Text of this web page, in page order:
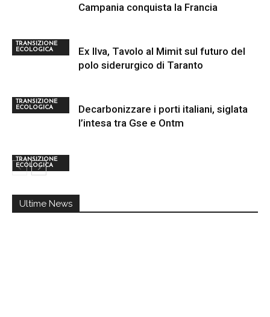
TRANSIZIONE
ECOLOGICA
Campania conquista la Francia
TRANSIZIONE
ECOLOGICA
Ex Ilva, Tavolo al Mimit sul futuro del
polo siderurgico di Taranto
TRANSIZIONE
ECOLOGICA
Decarbonizzare i porti italiani, siglata
l’intesa tra Gse e Ontm
Ultime News